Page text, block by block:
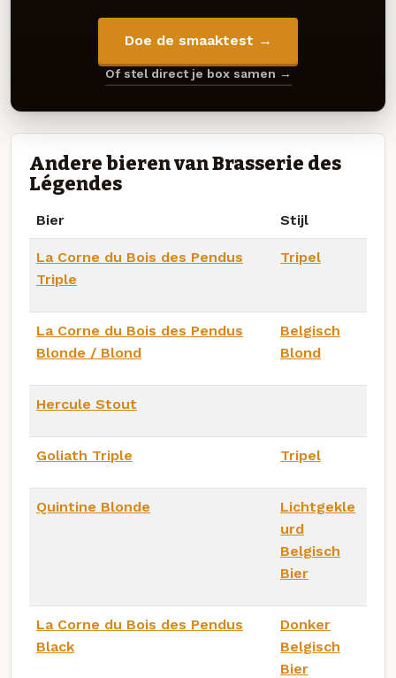
Doe de smaaktest →
Of stel direct je box samen →
Andere bieren van Brasserie des
Légendes
Bier Stijl
La Corne du Bois des Pendus
Triple
Tripel
La Corne du Bois des Pendus
Blonde / Blond
Belgisch
Blond
Hercule Stout
Goliath Triple Tripel
Quintine Blonde
Lichtgekle
urd
Belgisch
Bier
La Corne du Bois des Pendus
Black
Donker
Belgisch
Bier